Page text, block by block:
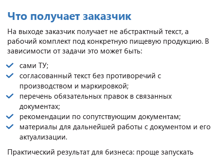
Что получает заказчик
На выходе заказчик получает не абстрактный текст, а
рабочий комплект под конкретную пищевую продукцию. В
зависимости от задачи это может быть:
сами ТУ;
согласованный текст без противоречий с
производством и маркировкой;
перечень обязательных правок в связанных
документах;
рекомендации по сопутствующим документам;
материалы для дальнейшей работы с документом и его
актуализации.
Практический результат для бизнеса: проще запускать